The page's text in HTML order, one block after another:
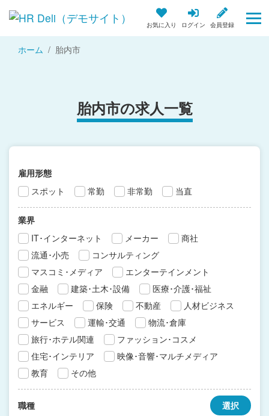
お気に入り ログイン 会員登録
ホーム 胎内市
胎内市の求人一覧
雇用形態
スポット
常勤 非常勤 当直
業界
IT･インターネット
メーカー
商社
流通･小売
コンサルティング
マスコミ･メディア
エンターテインメント
金融
建築･土木･設備
医療･介護･福祉
エネルギー
保険 不動産
人材ビジネス
サービス
運輸･交通
物流･倉庫
旅行･ホテル関連
ファッション･コスメ
住宅･インテリア
映像･音響･マルチメディア
教育
その他
職種
選択